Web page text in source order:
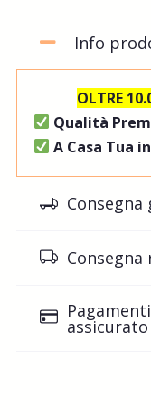
Info
OLTRE
Qualità
A Casa Tua
Consegna
Pagamenti
assicurato